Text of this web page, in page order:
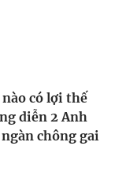
có lợi thế
diễn 2 Anh
chông gai